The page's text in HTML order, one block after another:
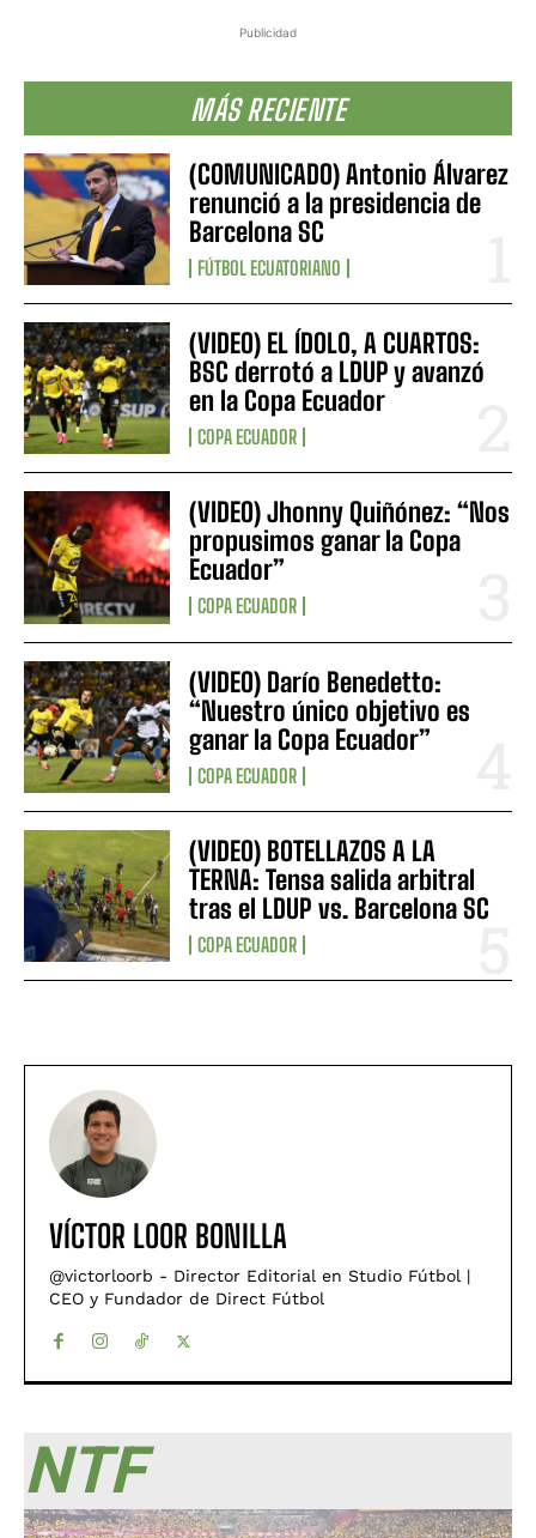
Publicidad
MÁS RECIENTE
(COMUNICADO) Antonio Álvarez
renunció a la presidencia de
Barcelona SC
FÚTBOL ECUATORIANO
(VIDEO) EL ÍDOLO, A CUARTOS:
BSC derrotó a LDUP y avanzó
en la Copa Ecuador
COPA ECUADOR
(VIDEO) Jhonny Quiñónez: “Nos
propusimos ganar la Copa
Ecuador”
COPA ECUADOR
(VIDEO) Darío Benedetto:
“Nuestro único objetivo es
ganar la Copa Ecuador”
COPA ECUADOR
(VIDEO) BOTELLAZOS A LA
TERNA: Tensa salida arbitral
tras el LDUP vs. Barcelona SC
COPA ECUADOR
VÍCTOR LOOR BONILLA
@victorloorb - Director Editorial en Studio Fútbol |
CEO y Fundador de Direct Fútbol
NTF